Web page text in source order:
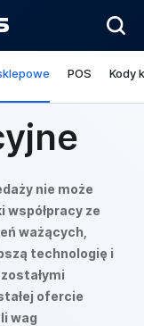
POS Kody
nie może
współpracy ze
ważących,
technologię i
ofercie
wag